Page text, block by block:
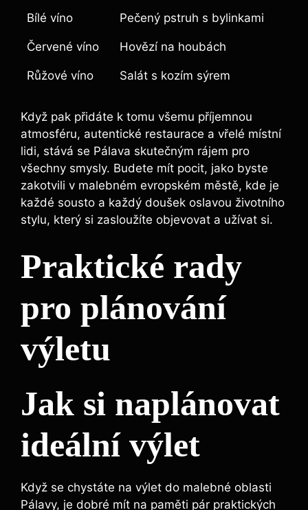
Bílé víno Pečený pstruh s bylinkami
Červené víno Hovězí na houbách
Růžové víno Salát s kozím sýrem
Když pak přidáte k tomu všemu příjemnou
atmosféru, autentické restaurace a vřelé místní
lidi, stává se Pálava skutečným rájem pro
všechny smysly. Budete mít pocit, jako byste
zakotvili v malebném evropském městě, kde je
každé sousto a každý doušek oslavou životního
stylu, který si zasloužíte objevovat a užívat si.
Praktické rady
pro plánování
výletu
Jak si naplánovat
ideální výlet
Když se chystáte na výlet do malebné oblasti
Pálavy, je dobré mít na paměti pár praktických